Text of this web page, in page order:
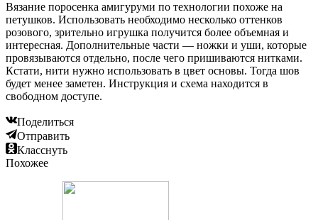
Вязание поросенка амигуруми по технологии похоже на
петушков. Использовать необходимо несколько оттенков
розового, зрительно игрушка получится более объемная и
интересная. Дополнительные части — ножки и уши, которые
провязываются отдельно, после чего пришиваются нитками.
Кстати, нити нужно использовать в цвет основы. Тогда шов
будет менее заметен. Инструкция и схема находится в
свободном доступе.
Поделиться
Отправить
Класснуть
Похожее